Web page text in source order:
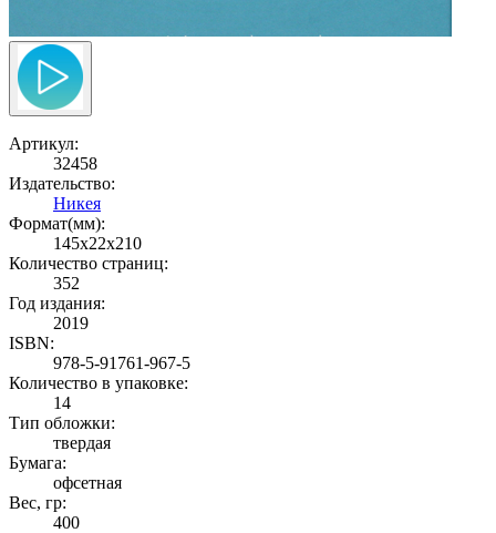
Артикул:
32458
Издательство:
Никея
Формат(мм):
145x22x210
Количество страниц:
352
Год издания:
2019
ISBN:
978-5-91761-967-5
Количество в упаковке:
14
Тип обложки:
твердая
Бумага:
офсетная
Вес, гр:
400